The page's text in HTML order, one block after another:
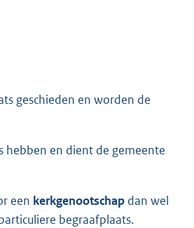
geschieden en worden de
hebben en dient de gemeente
een kerkgenootschap dan wel
begraafplaats.